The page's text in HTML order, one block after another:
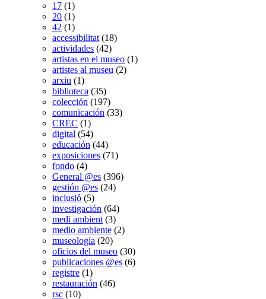
17 (1)
20 (1)
42 (1)
accessibilitat (18)
actividades (42)
artistas en el museo (1)
artistes al museu (2)
arxiu (1)
biblioteca (35)
colección (197)
comunicación (33)
CREC (1)
digital (54)
educación (44)
exposiciones (71)
fondo (4)
General @es (396)
gestión @es (24)
inclusió (5)
investigación (64)
medi ambient (3)
medio ambiente (2)
museología (20)
oficios del museo (30)
publicaciones @es (6)
registre (1)
restauración (46)
rsc (10)